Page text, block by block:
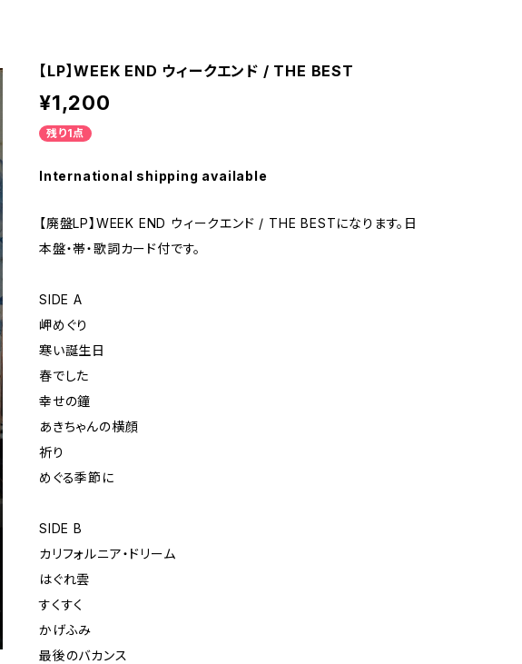
【LP】WEEK END ウィークエンド / THE BEST
¥1,200
残り1点
International shipping available
【廃盤LP】WEEK END ウィークエンド / THE BESTになります。日
本盤・帯・歌詞カード付です。
SIDE A
岬めぐり
寒い誕生日
春でした
幸せの鐘
あきちゃんの横顔
祈り
めぐる季節に
SIDE B
カリフォルニア・ドリーム
はぐれ雲
すくすく
かげふみ
最後のバカンス